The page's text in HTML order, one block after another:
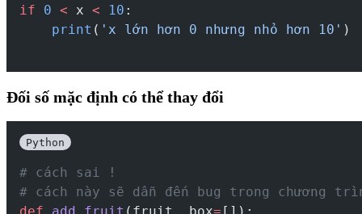
if
0 < x < 10 :
print ( 'x lớn hơn 0 nhưng nhỏ hơn 10' )
Đối số mặc định có thể thay đổi
Python
# cách sai !
# cách này sẽ dẫn đến bug trong chương